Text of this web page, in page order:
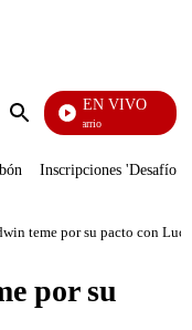
Enviar
EN VIVO
María La Del Barrio
Inscripciones 'Desafío'
teme por su pacto con
por su